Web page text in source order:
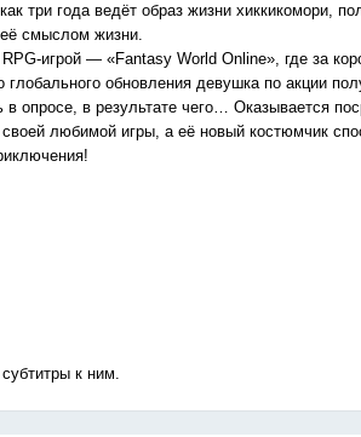
три года ведёт образ жизни хиккикомори,
смыслом жизни.
игрой — «Fantasy World Online», где за
глобального обновления девушка по акции
опросе, в результате чего… Оказывается
любимой игры, а её новый костюмчик
к ним.